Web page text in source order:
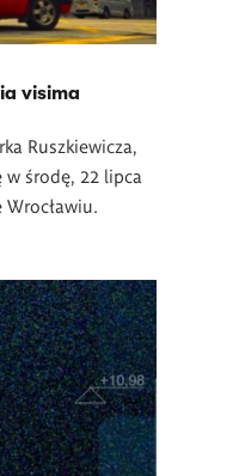
visima
Ruszkiewicza,
środę, 22 lipca